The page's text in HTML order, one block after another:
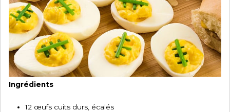
Ingrédients
12 œufs cuits durs, écalés